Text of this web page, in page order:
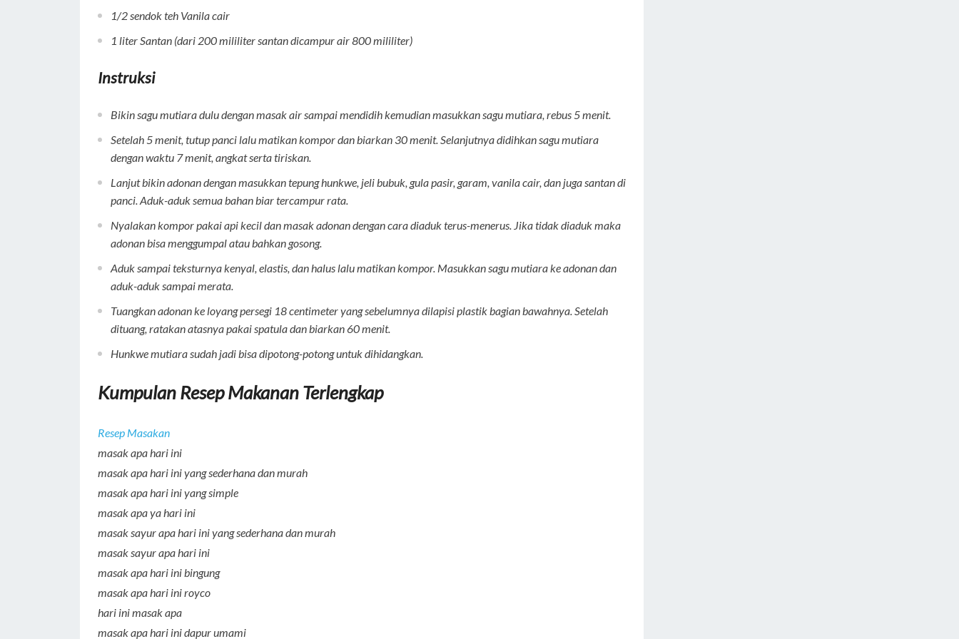
1/2 sendok teh Vanila cair
1 literSantan (dari 200 mililiter santan dicampur air 800 mililiter)
Instruksi
Bikin sagu mutiara dulu dengan masak air sampai mendidih kemudian masukkan sagu mutiara, rebus 5 menit.
Setelah 5 menit, tutup panci lalu matikan kompor dan biarkan 30 menit. Selanjutnya didihkan sagu mutiara
dengan waktu 7 menit, angkat serta tiriskan.
Lanjut bikin adonan dengan masukkan tepung hunkwe, jeli bubuk, gula pasir, garam, vanila cair, dan juga santan di
panci. Aduk-aduk semua bahan biar tercampur rata.
Nyalakan kompor pakai api kecil dan masak adonan dengan cara diaduk terus-menerus. Jika tidak diaduk maka
adonan bisa menggumpal atau bahkan gosong.
Aduk sampai teksturnya kenyal, elastis, dan halus lalu matikan kompor. Masukkan sagu mutiara ke adonan dan
aduk-aduk sampai merata.
Tuangkan adonan ke loyang persegi 18 centimeter yang sebelumnya dilapisi plastik bagian bawahnya. Setelah
dituang, ratakan atasnya pakai spatula dan biarkan 60 menit.
Hunkwe mutiara sudah jadi bisa dipotong-potong untuk dihidangkan.
Kumpulan Resep Makanan Terlengkap
Resep Masakan
masak apa hari ini
masak apa hari ini yang sederhana dan murah
masak apa hari ini yang simple
masak apa ya hari ini
masak sayur apa hari ini yang sederhana dan murah
masak sayur apa hari ini
masak apa hari ini bingung
masak apa hari ini royco
hari ini masak apa
masak apa hari ini dapur umami